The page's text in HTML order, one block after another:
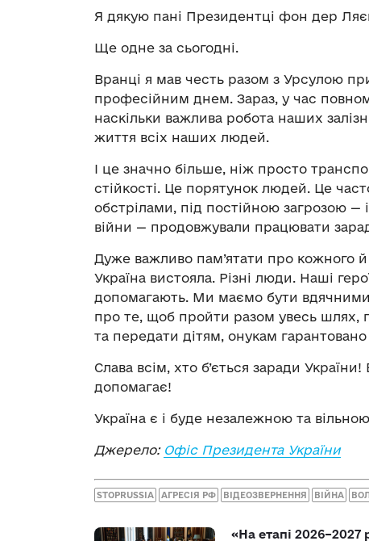
Я дякую пані Президентці фон дер
Ще одне за сьогодні.
Вранці я мав честь разом з Урсулою
професійним днем. Зараз, у час
наскільки важлива робота наших
життя всіх наших людей.
І це значно більше, ніж просто
стійкості. Це порятунок людей. Це
обстрілами, під постійною загрозою
війни — продовжували працювати
Дуже важливо пам’ятати про кожного
Україна вистояла. Різні люди. Наші
допомагають. Ми маємо бути
про те, щоб пройти разом увесь шлях,
та передати дітям, онукам
Слава всім, хто б’ється заради
допомагає!
Україна є і буде незалежною та
Джерело: Офіс Президента України
STOPRUSSIA АГРЕСІЯ РФ ВІДЕОЗВЕРНЕННЯ ВІЙНА
«На етапі 2026–2027